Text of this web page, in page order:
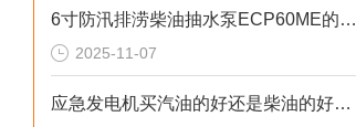
6寸防汛排涝柴油抽水泵ECP60ME的重要性
2025-11-07
应急发电机买汽油的好还是柴油的好呢？